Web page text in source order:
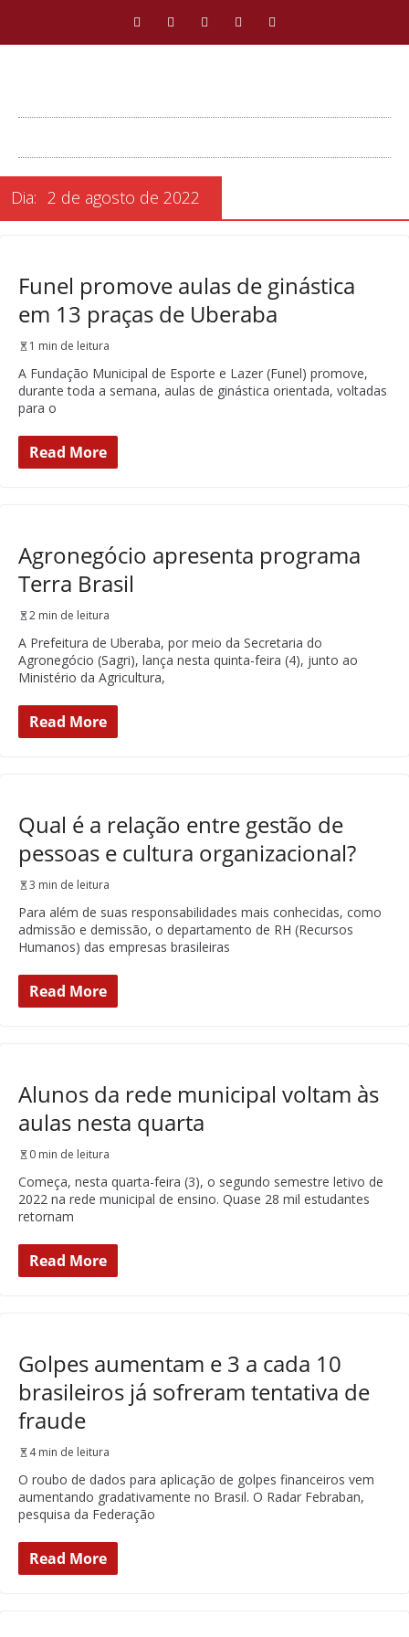
Dia: 2 de agosto de 2022
Funel promove aulas de ginástica
em 13 praças de Uberaba
1 min de leitura
A Fundação Municipal de Esporte e Lazer (Funel) promove,
durante toda a semana, aulas de ginástica orientada, voltadas
para o
Read More
Agronegócio apresenta programa
Terra Brasil
2 min de leitura
A Prefeitura de Uberaba, por meio da Secretaria do
Agronegócio (Sagri), lança nesta quinta-feira (4), junto ao
Ministério da Agricultura,
Read More
Qual é a relação entre gestão de
pessoas e cultura organizacional?
3 min de leitura
Para além de suas responsabilidades mais conhecidas, como
admissão e demissão, o departamento de RH (Recursos
Humanos) das empresas brasileiras
Read More
Alunos da rede municipal voltam às
aulas nesta quarta
0 min de leitura
Começa, nesta quarta-feira (3), o segundo semestre letivo de
2022 na rede municipal de ensino. Quase 28 mil estudantes
retornam
Read More
Golpes aumentam e 3 a cada 10
brasileiros já sofreram tentativa de
fraude
4 min de leitura
O roubo de dados para aplicação de golpes financeiros vem
aumentando gradativamente no Brasil. O Radar Febraban,
pesquisa da Federação
Read More